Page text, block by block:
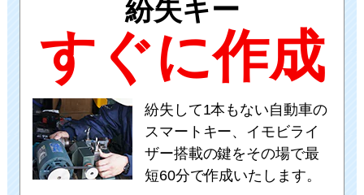
紛失キー
すぐに作成
紛失して1本もない自動車の
スマートキー、イモビライ
ザー搭載の鍵をその場で最
短60分で作成いたします。